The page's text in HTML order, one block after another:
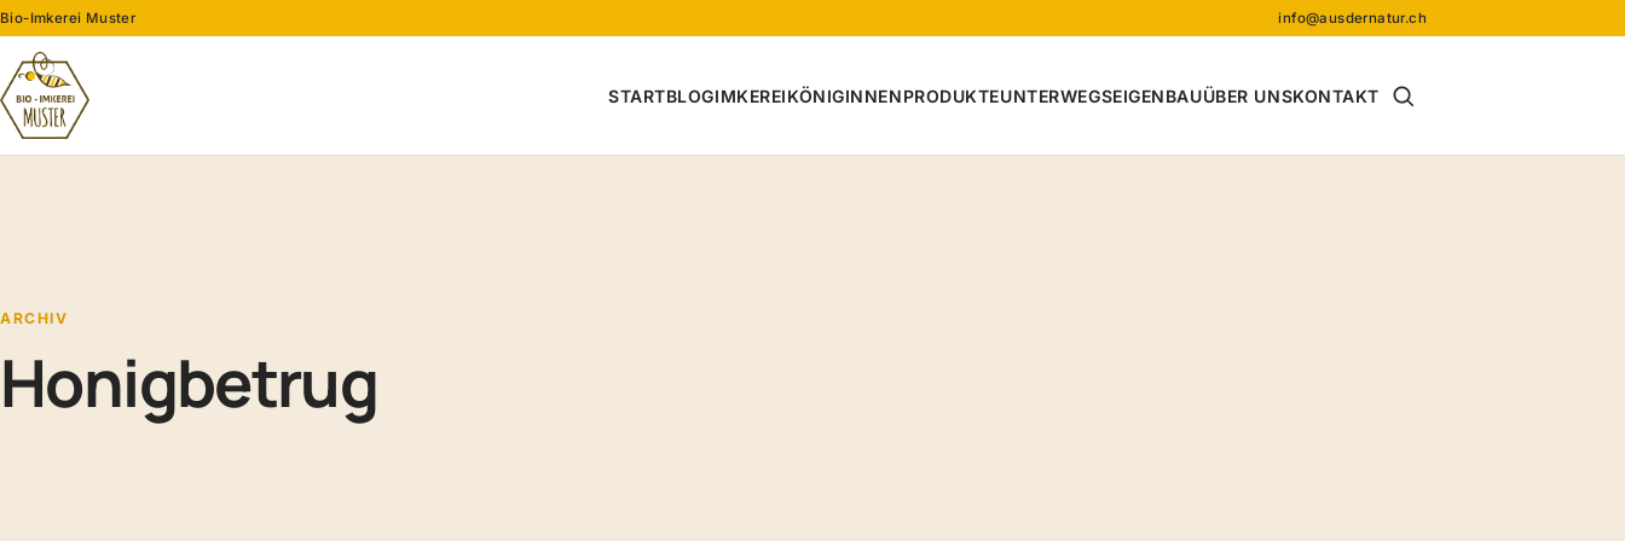
Bio-Imkerei Muster info@ausdernatur.ch
STARTBLOGIMKEREIKÖNIGINNENPRODUKTEUNTERWEGSEIGENBAUÜBER UNSKONTAKT Suche öffnen
ARCHIV
Honigbetrug